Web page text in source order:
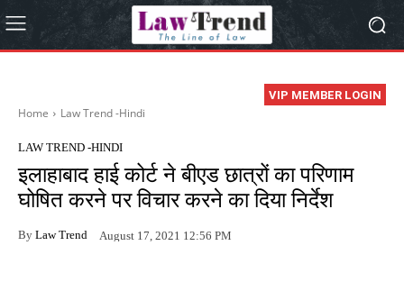
VIP MEMBER LOGIN
Home Law Trend -Hindi
LAW TREND -HINDI
इलाहाबाद हाई कोर्ट ने बीएड छात्रों का परिणाम
घोषित करने पर विचार करने का दिया निर्देश
By Law Trend August 17, 2021 12:56 PM